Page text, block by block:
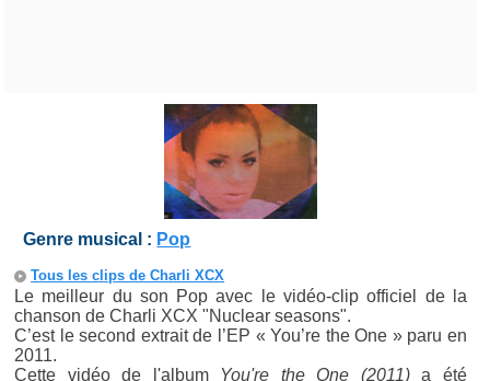
Genre musical : Pop
Tous les clips de Charli XCX
Le meilleur du son Pop avec le vidéo-clip officiel de la
chanson de Charli XCX "Nuclear seasons".
C’est le second extrait de l’EP « You’re the One » paru en
2011.
Cette vidéo de l'album You're the One (2011)a été